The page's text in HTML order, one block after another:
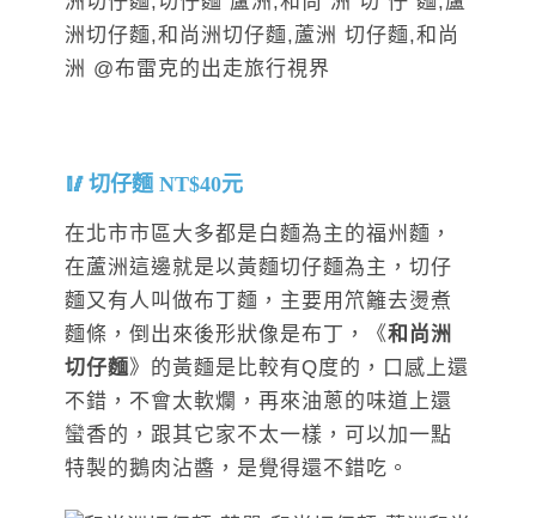
切仔麵 NT$40元
在北市市區大多都是白麵為主的福州麵，
在蘆洲這邊就是以黃麵切仔麵為主，切仔
麵又有人叫做布丁麵，主要用笊籬去燙煮
麵條，倒出來後形狀像是布丁，《和尚洲
切仔麵》的黃麵是比較有Q度的，口感上還
不錯，不會太軟爛，再來油蔥的味道上還
蠻香的，跟其它家不太一樣，可以加一點
特製的鵝肉沾醬，是覺得還不錯吃。